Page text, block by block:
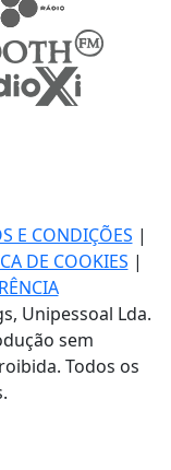
E CONDIÇÕES |
DE COOKIES |
Unipessoal Lda.
sem
Todos os